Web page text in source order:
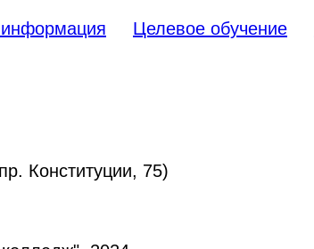
Целевое обучение
Конституции, 75)